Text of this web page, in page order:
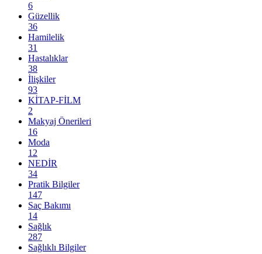
6
Güzellik
36
Hamilelik
31
Hastalıklar
38
İlişkiler
93
KİTAP-FİLM
2
Makyaj Önerileri
16
Moda
12
NEDİR
34
Pratik Bilgiler
147
Saç Bakımı
14
Sağlık
287
Sağlıklı Bilgiler